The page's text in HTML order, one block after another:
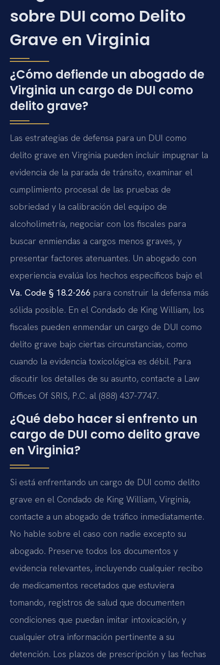
sobre DUI como Delito
Grave en Virginia
¿Cómo defiende un abogado de
Virginia un cargo de DUI como
delito grave?
Las estrategias de defensa para un DUI como
delito grave en Virginia pueden incluir impugnar la
evidencia de la parada de tránsito, examinar el
cumplimiento procesal de las pruebas de
sobriedad y la calibración del equipo de
alcoholimetría, negociar con los fiscales para
buscar enmiendas a cargos menos graves, y
presentar factores atenuantes. Un abogado con
experiencia evalúa los hechos específicos bajo el
Va. Code § 18.2-266 para construir la defensa más
sólida posible. En el Condado de King William, los
fiscales pueden enmendar un cargo de DUI como
delito grave bajo ciertas circunstancias, como
cuando la evidencia toxicológica es débil. Para
discutir los detalles de su asunto, contacte a Law
Offices Of SRIS, P.C. al (888) 437-7747.
¿Qué debo hacer si enfrento un
cargo de DUI como delito grave
en Virginia?
Si está enfrentando un cargo de DUI como delito
grave en el Condado de King William, Virginia,
contacte a un abogado de tráfico inmediatamente.
No hable sobre el caso con nadie excepto su
abogado. Preserve todos los documentos y
evidencia relevantes, incluyendo cualquier recibo
de medicamentos recetados que estuviera
tomando, registros de salud que documenten
condiciones que puedan imitar intoxicación, y
cualquier otra información pertinente a su
detención. Los plazos de prescripción y las fechas